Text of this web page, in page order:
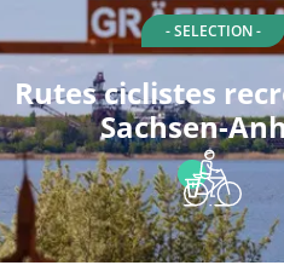
- SELECTION -
Rutes ciclistes
Sachsen-